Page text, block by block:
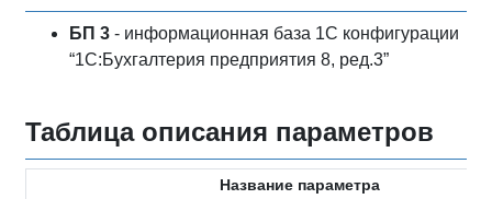
БП 3 - информационная база 1С конфигурации
“1С:Бухгалтерия предприятия 8, ред.3”
Таблица описания параметров
Название параметра